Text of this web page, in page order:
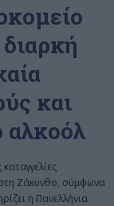
και
αλκοόλ
Ζάκυνθο, σύμφωνα
η Πανελλήνια